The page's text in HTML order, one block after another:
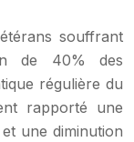
souffrant
de 40% des
régulière du
rapporté une
une diminution